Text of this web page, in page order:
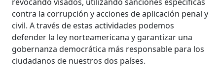
contra la corrupción y acciones de aplicación penal y
civil. A través de estas actividades podemos
defender la ley norteamericana y garantizar una
gobernanza democrática más responsable para los
ciudadanos de nuestros dos países.